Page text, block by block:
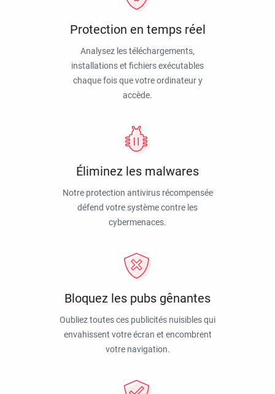
Protection en temps réel
Analysez les téléchargements,
installations et fichiers exécutables
chaque fois que votre ordinateur y
accède.
Éliminez les malwares
Notre protection antivirus récompensée
défend votre système contre les
cybermenaces.
Bloquez les pubs gênantes
Oubliez toutes ces publicités nuisibles qui
envahissent votre écran et encombrent
votre navigation.